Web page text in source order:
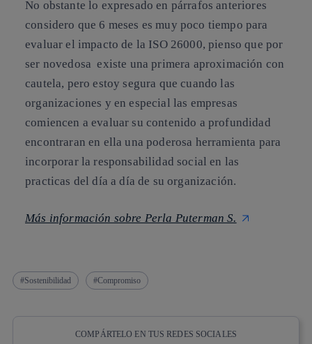
No obstante lo expresado en párrafos anteriores
considero que6 meses es muy poco tiempo para
evaluar el impacto de la ISO 26000, pienso que por
ser novedosa existe una primera aproximación con
cautela, pero estoy segura que cuando las
organizaciones y en especial las empresas
comiencen a evaluar su contenido a profundidad
encontraran en ella unapoderosa herramienta para
incorporar la responsabilidad social en las
practicas del día a día de su organización.
Más información sobre Perla Puterman S.
Sostenibilidad Compromiso
COMPÁRTELO EN TUS REDES SOCIALES